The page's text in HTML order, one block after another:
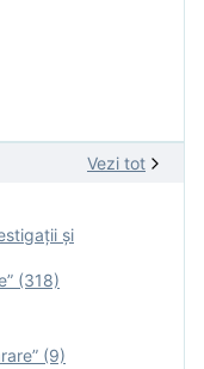
Vezi tot
şi
(318)
(9)